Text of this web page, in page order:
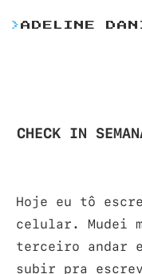
> ADELINE
CHECK IN
Hoje eu tô
celular. Mudei
terceiro andar
subir pra